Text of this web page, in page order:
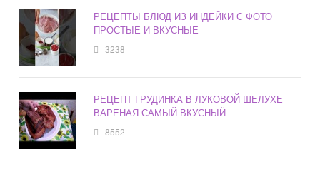
РЕЦЕПТЫ БЛЮД ИЗ ИНДЕЙКИ С ФОТО
ПРОСТЫЕ И ВКУСНЫЕ
3238
РЕЦЕПТ ГРУДИНКА В ЛУКОВОЙ ШЕЛУХЕ
ВАРЕНАЯ САМЫЙ ВКУСНЫЙ
8552